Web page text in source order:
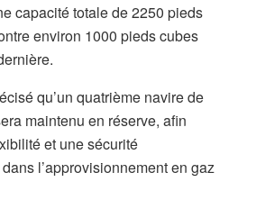
capacité totale de 2250 pieds
environ 1000 pieds cubes
qu’un quatrième navire de
maintenu en réserve, afin
et une sécurité
l’approvisionnement en gaz